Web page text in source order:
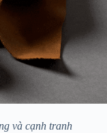
và cạnh tranh